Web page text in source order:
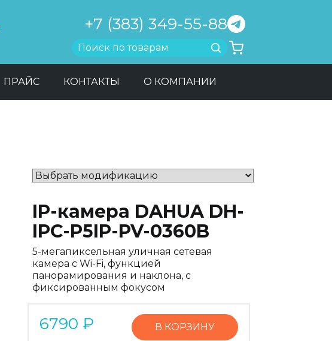
+7 (383) 349-55-88
Найти
ПРАЙС КОНТАКТЫ О КОМПАНИИ
IP-камера DAHUA DH-
IPC-P5IP-PV-0360B
5-мегапиксельная уличная сетевая
камера с Wi-Fi, функцией
панорамирования и наклона, с
фиксированным фокусом
6790 ₽ В КОРЗИНУ